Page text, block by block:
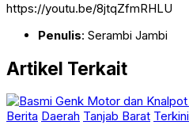
https://youtu.be/8jtqZfmRHLU
Penulis: Serambi Jambi
Artikel Terkait
Berita Daerah Tanjab Barat Terkini